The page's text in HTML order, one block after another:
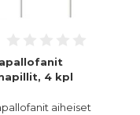
4 kpl
aiheiset